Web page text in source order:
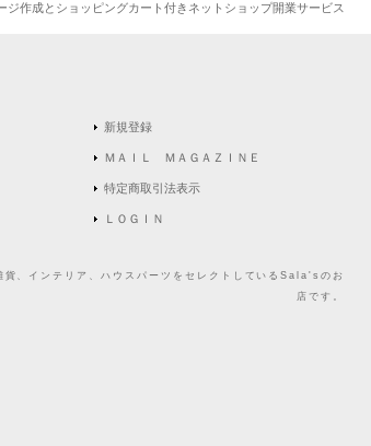
ジ作成とショッピングカート付きネットショップ開業サービス
新規登録
ＭＡＩＬ ＭＡＧＡＺＩＮＥ
特定商取引法表示
ＬＯＧＩＮ
、インテリア、ハウスパーツをセレクトしているSala'sのお
店です。